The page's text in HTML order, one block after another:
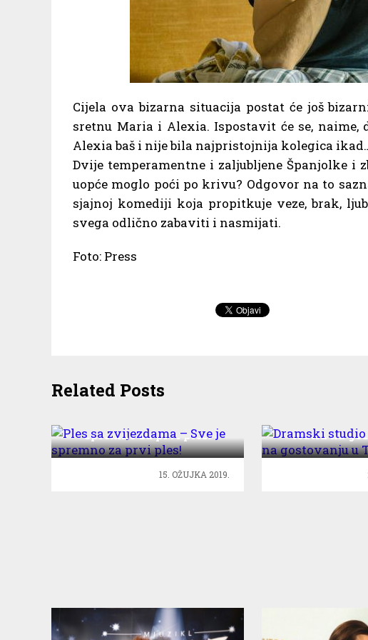
Cijela ova bizarna situacija postat će još
sretnu Maria i Alexia. Ispostavit će se, naime,
Alexia baš i nije bila najpristojnija kolegica
Dvije temperamentne i zaljubljene Španjolke
uopće moglo poći po krivu? Odgovor na to
sjajnoj komediji koja propitkuje veze, brak,
svega odlično zabaviti i nasmijati.
Foto: Press
Related Posts
spremno za prvi ples!
15. OŽUJKA 2019.
teatra na